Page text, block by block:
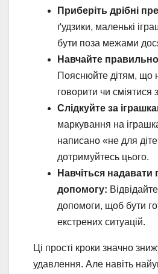
Приберіть дрібні
ґудзики, маленькі
бути поза межами
Навчайте
Пояснюйте дітям, що
говорити чи сміятися
Слідкуйте за
маркування на
написано «не для
дотримуйтесь цього.
Навчіться надавати
допомогу:
допомоги, щоб бути
екстрених ситуацій.
Ці прості кроки значно
удавлення. Але навіть